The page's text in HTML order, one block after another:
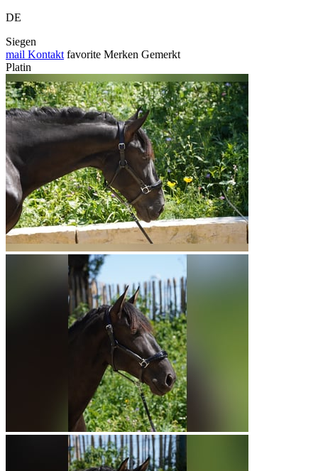
DE
Siegen
mail Kontakt favorite Merken Gemerkt
Platin